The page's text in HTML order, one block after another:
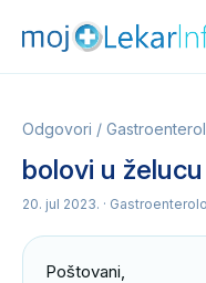
Odgovori /
bolovi u
20. jul 2023. ·
Poštovani,